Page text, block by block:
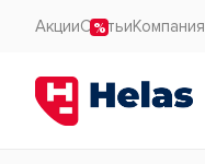
АкцииСтатьиКомпания